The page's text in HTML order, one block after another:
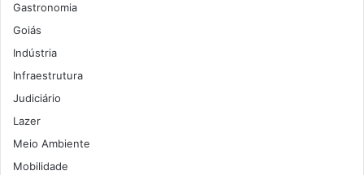
Gastronomia
Goiás
Indústria
Infraestrutura
Judiciário
Lazer
Meio Ambiente
Mobilidade